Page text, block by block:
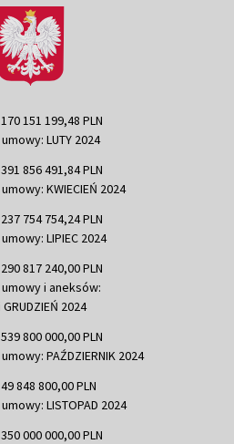
151 199,48 PLN
LUTY 2024
856 491,84 PLN
KWIECIEŃ 2024
754 754,24 PLN
LIPIEC 2024
817 240,00 PLN
i aneksów:
2024
800 000,00 PLN
PAŹDZIERNIK 2024
848 800,00 PLN
LISTOPAD 2024
000 000,00 PLN